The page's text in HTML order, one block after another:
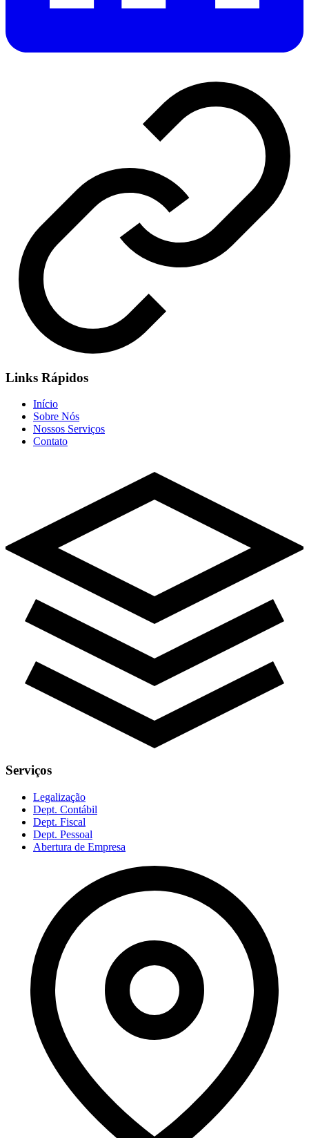
Links Rápidos
Início
Sobre Nós
Nossos Serviços
Contato
Serviços
Legalização
Dept. Contábil
Dept. Fiscal
Dept. Pessoal
Abertura de Empresa